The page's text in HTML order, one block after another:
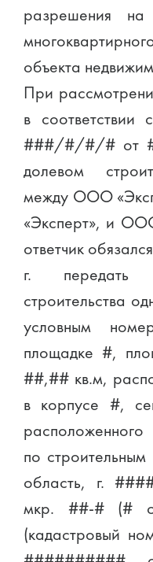
разрешения
объекта
При
в
###/#/#/# от
долевом
между ООО
«Эксперт», и
ответчик
г. передать
строительства
условным
площадке #,
##,## кв.м,
в корпусе #,
по
область, г.
мкр. ##-# (#
(кадастровый